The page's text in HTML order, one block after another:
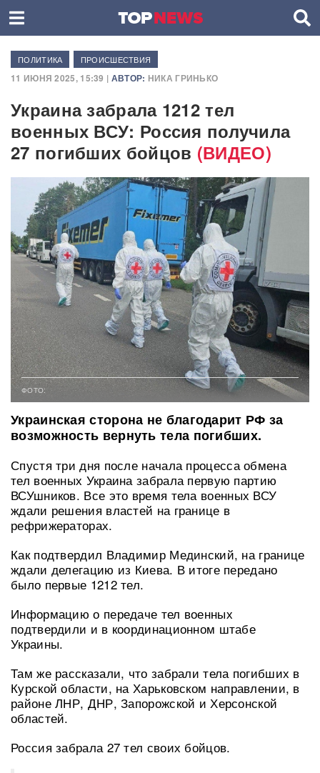
ПОЛИТИКА ПРОИСШЕСТВИЯ
11 ИЮНЯ 2025, 15:39 | АВТОР: НИКА ГРИНЬКО
Украина забрала 1212 тел
военных ВСУ: Россия получила
27 погибших бойцов (ВИДЕО)
ФОТО:
Украинская сторона не благодарит РФ за
возможность вернуть тела погибших.
Спустя три дня после начала процесса обмена
тел военных Украина забрала первую партию
ВСУшников. Все это время тела военных ВСУ
ждали решения властей на границе в
рефрижераторах.
Как подтвердил Владимир Мединский, на границе
ждали делегацию из Киева. В итоге передано
было первые 1212 тел.
Информацию о передаче тел военных
подтвердили и в координационном штабе
Украины.
Там же рассказали, что забрали тела погибших в
Курской области, на Харьковском направлении, в
районе ЛНР, ДНР, Запорожской и Херсонской
областей.
Россия забрала 27 тел своих бойцов.